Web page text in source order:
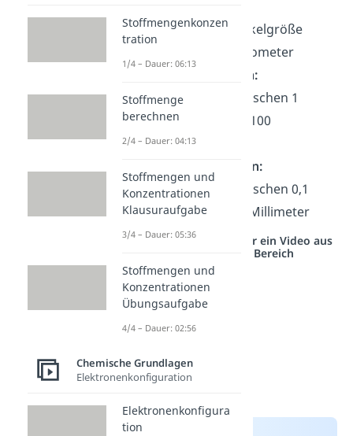
Dispersion:Partikelgröße
kleiner als 1 Mikrometer
Feine Suspension:
Partikelgröße zwischen 1
Mikrometer und 100
Mikrometer
Grobe Suspension:
Partikelgröße zwischen 0,1
Millimeter und 1 Millimeter
Studyflix vernetzt: Hier ein Video aus
einem anderen Bereich
Stoffmengenkonzen
tration
1/4 – Dauer: 06:13
Stoffmenge
berechnen
2/4 – Dauer: 04:13
Stoffmengen und
Konzentrationen
Klausuraufgabe
3/4 – Dauer: 05:36
Stoffmengen und
Konzentrationen
Übungsaufgabe
4/4 – Dauer: 02:56
Chemische Grundlagen
Elektronenkonfiguration
Elektronenkonfigura
tion